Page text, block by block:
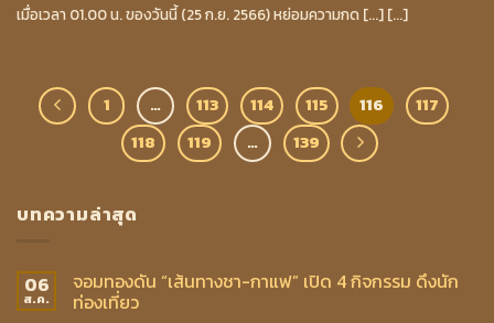
เมื่อเวลา 01.00 น. ของวันนี้ (25 ก.ย. 2566) หย่อมความกด [...] [...]
1 … 113 114 115 116
117
118
119 … 139
บทความล่าสุด
06
ส.ค.
จอมทองดัน “เส้นทางชา-กาแฟ” เปิด 4 กิจกรรม ดึงนัก
ท่องเที่ยว